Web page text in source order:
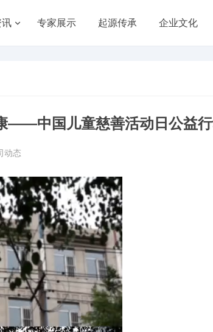
讯 专家展示 起源传承 企业文化
——中国儿童慈善活动日公益行
动态